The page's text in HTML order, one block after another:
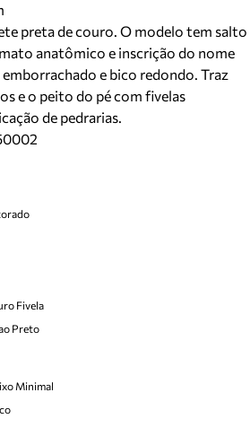
preta de couro. O modelo tem salto
anatômico e inscrição do nome
e bico redondo. Traz
e o peito do pé com fivelas
de pedrarias.
Fivela
Preto
Minimal